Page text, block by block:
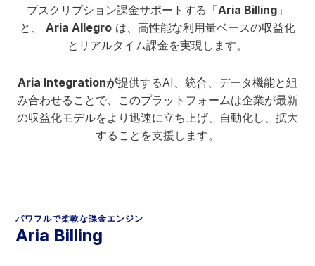
オープンAPI
を補完し、統合することで、自律的なソリューションとデ
ジタルビジネスの優位性を実現します。
ビスを提供することができます。
ブスクリプション課金サポートする「Aria Billing 」
と、 Aria Allegro は、高性能な利用量ベースの収益化
とリアルタイム課金を実現します。
Aria Integrationが提供するAI、統合、データ機能と組
み合わせることで、このプラットフォームは企業が最新
の収益化モデルをより迅速に立ち上げ、自動化し、拡大
することを支援します。
パワフルで柔軟な課金エンジン
Aria Billing